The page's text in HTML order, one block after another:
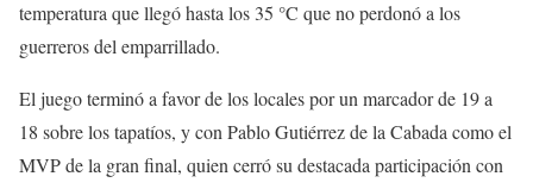
temperatura que llegó hasta los 35 °C que no perdonó a los
guerreros del emparrillado.
El juego terminó a favor de los locales por un marcador de 19 a
18 sobre los tapatíos, y con Pablo Gutiérrez de la Cabada como el
MVP de la gran final, quien cerró su destacada participación con